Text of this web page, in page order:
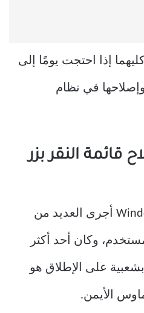
إذا احتجت يومًا إلى
في نظام
قائمة النقر بزر
من المعروف أن Windows 11 أجرى العديد من
وكان أحد أكثر
على الإطلاق هو
الأيمن.